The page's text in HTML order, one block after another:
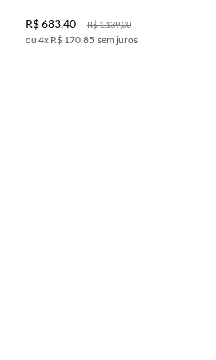
R$1.139,00
R$683,40
4x R$ 170,85 sem juros